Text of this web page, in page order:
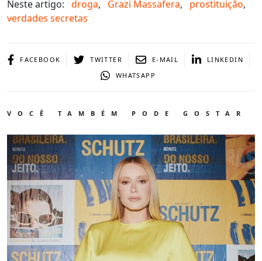
Neste artigo: droga, Grazi Massafera, prostituição,
verdades secretas
FACEBOOK TWITTER E-MAIL
LINKEDIN
WHATSAPP
VOCÊ TAMBÉM PODE GOSTAR